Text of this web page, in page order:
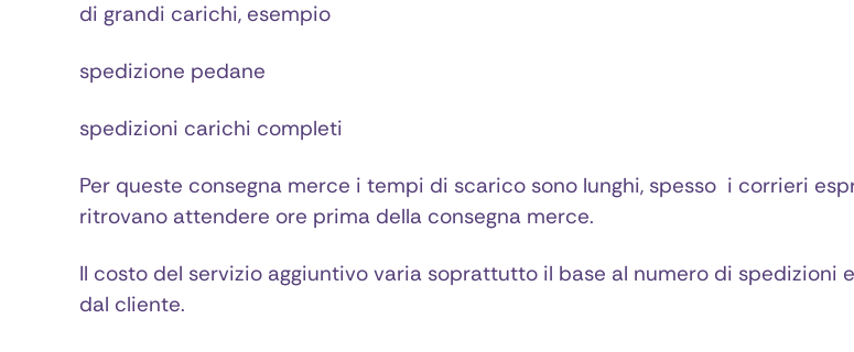
di grandi carichi, esempio
spedizione pedane
spedizioni carichi completi
Per queste consegna merce i tempi di scarico sono lunghi, spesso i corrieri
ritrovano attendere ore prima della consegna merce.
Il costo del servizio aggiuntivo varia soprattutto il base al numero di spedizioni
dal cliente.